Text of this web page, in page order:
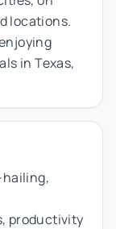
locations.
in Texas,
productivity